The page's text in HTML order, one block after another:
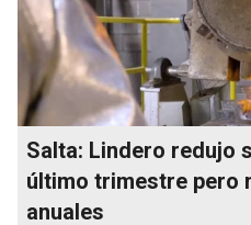
Salta: Lindero redujo
último trimestre pero
anuales